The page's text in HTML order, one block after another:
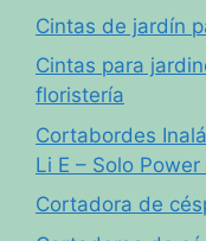
Cintas de jardín
Cintas para
floristería
Cortabordes
Li E – Solo
Cortadora de